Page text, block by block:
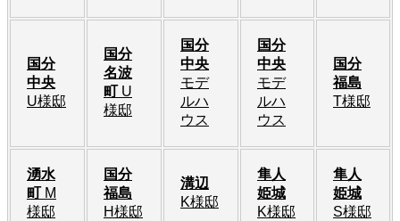
国分
中央
U様邸
国分
名波
町U
様邸
国分
中央
モデ
ルハ
ウス
国分
中央
モデ
ルハ
ウス
国分
福島
T様邸
湧水
町M
様邸
国分
福島
H様邸
溝辺
K様邸
隼人
姫城
K様邸
隼人
姫城
S様邸